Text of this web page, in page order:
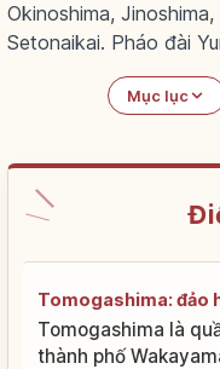
Okinoshima,
Setonaikai. Pháo đài
Mục lục
Tomogashima: đảo
Tomogashima là
thành phố